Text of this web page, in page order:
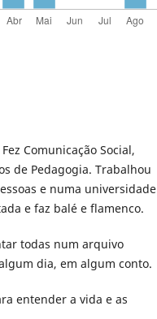
Comunicação Social,
de Pedagogia. Trabalhou
e numa universidade
e faz balé e flamenco.
todas num arquivo
dia, em algum conto.
entender a vida e as